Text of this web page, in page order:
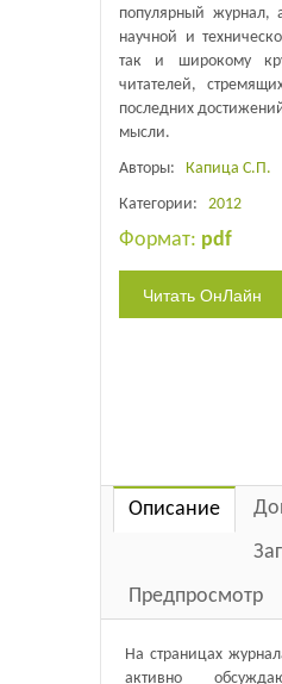
популярный журнал,
научной и
так и широкому
читателей,
последних
мысли.
Авторы: Капица С.П.
Категории: 2012
Формат: pdf
Описание
Предпросмотр
На страницах
активно